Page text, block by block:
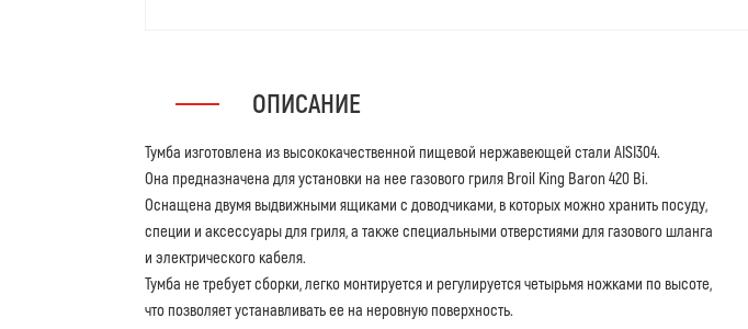
ОПИСАНИЕ
Тумба изготовлена из высококачественной пищевой нержавеющей стали AISI304.
Она предназначена для установки на нее газового гриля Broil King Baron 420 Bi.
Оснащена двумя выдвижными ящиками с доводчиками, в которых можно хранить посуду,
специи и аксессуары для гриля, а также специальными отверстиями для газового шланга
и электрического кабеля.
Тумба не требует сборки, легко монтируется и регулируется четырьмя ножками по высоте,
что позволяет устанавливать ее на неровную поверхность.